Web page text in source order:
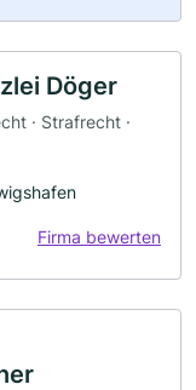
Döger
· Strafrecht ·
Firma bewerten